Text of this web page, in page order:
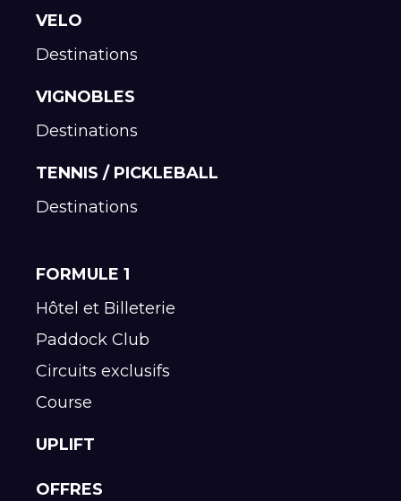
VELO
Destinations
VIGNOBLES
Destinations
TENNIS / PICKLEBALL
Destinations
FORMULE 1
Hôtel et Billeterie
Paddock Club
Circuits exclusifs
Course
UPLIFT
OFFRES